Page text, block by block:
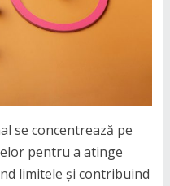
se concentrează pe
pentru a atinge
limitele și contribuind